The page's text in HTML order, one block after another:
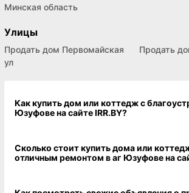
Минская область
Улицы
Продать дом Первомайская
ул
Продать
Как купить дом или коттедж с благоустройством в аг
Юзуфове на сайте IRR.BY?
Сколько стоит купить дома или
отличным ремонтом в аг Юзуфове на